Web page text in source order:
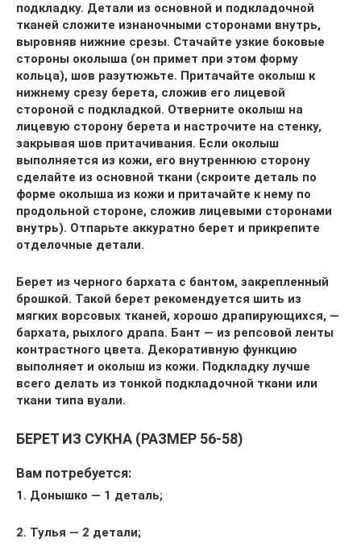
подкладку. Детали из основной и подкладочной
тканей сложите изнаночными сторонами внутрь,
выровняв нижние срезы. Стачайте узкие боковые
стороны околыша (он примет при этом форму
кольца), шов разутюжьте. Притачайте околыш к
нижнему срезу берета, сложив его лицевой
стороной с подкладкой. Отверните околыш на
лицевую сторону берета и настрочите на стенку,
закрывая шов притачивания. Если околыш
выполняется из кожи, его внутреннюю сторону
сделайте из основной ткани (скроите деталь по
форме околыша из кожи и притачайте к нему по
продольной стороне, сложив лицевыми сторонами
внутрь). Отпарьте аккуратно берет и прикрепите
отделочные детали.
Берет из черного бархата с бантом, закрепленный
брошкой. Такой берет рекомендуется шить из
мягких ворсовых тканей, хорошо драпирующихся, —
бархата, рыхлого драпа. Бант — из репсовой ленты
контрастного цвета. Декоративную функцию
выполняет и околыш из кожи. Подкладку лучше
всего делать из тонкой подкладочной ткани или
ткани типа вуали.
БЕРЕТ ИЗ СУКНА (РАЗМЕР 56-58)
Вам потребуется:
1. Донышко — 1 деталь;
2. Тулья — 2 детали;